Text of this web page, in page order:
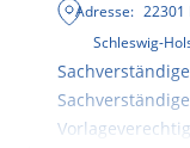
Adresse: 22301
Schleswig-